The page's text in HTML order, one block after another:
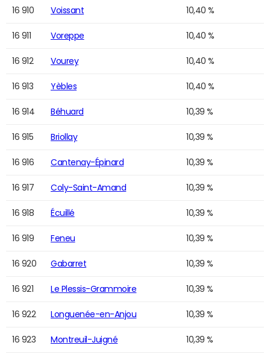
16 910 Voissant 10,40 %
16 911 Voreppe 10,40 %
16 912 Vourey 10,40 %
16 913 Yèbles 10,40 %
16 914 Béhuard 10,39 %
16 915 Briollay 10,39 %
16 916 Cantenay-Épinard 10,39 %
16 917 Coly-Saint-Amand 10,39 %
16 918 Écuillé 10,39 %
16 919 Feneu 10,39 %
16 920 Gabarret 10,39 %
16 921 Le Plessis-Grammoire 10,39 %
16 922 Longuenée-en-Anjou 10,39 %
16 923 Montreuil-Juigné 10,39 %